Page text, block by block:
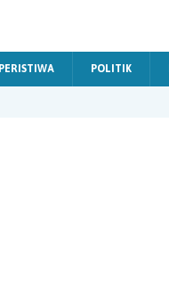
PERISTIWA POLITIK